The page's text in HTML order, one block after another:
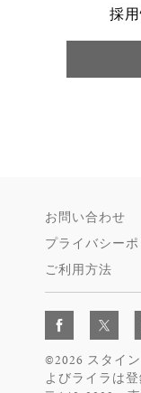
採
お問い合わせ
プライバシー
ご利用方法
©2026 スタイ
よびライラは登